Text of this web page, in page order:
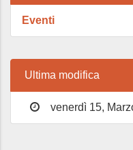
Eventi
Ultima modifica
venerdì 15,